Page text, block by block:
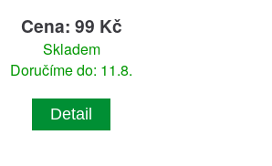
Cena: 99 Kč
Skladem
Doručíme do: 11.8.
Detail